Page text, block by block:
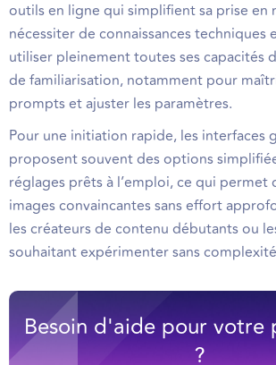
outils en ligne qui simplifient sa prise en
nécessiter de connaissances techniques
utiliser pleinement toutes ses capacités
de familiarisation, notamment pour
prompts et ajuster les paramètres.
Pour une initiation rapide, les interfaces
proposent souvent des options
réglages prêts à l’emploi, ce qui permet
images convaincantes sans effort
les créateurs de contenu débutants ou
souhaitant expérimenter sans
Besoin d'aide pour votre
?